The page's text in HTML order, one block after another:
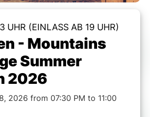
UHR (EINLASS AB 19 UHR)
- Mountains
Summer
2026
2026 from 07:30 PM to 11:00